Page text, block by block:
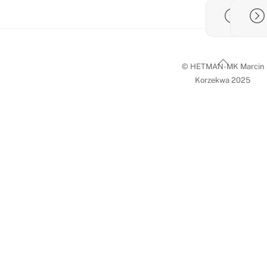
Back
© HETMAN-MK Marcin
Korzekwa 2025